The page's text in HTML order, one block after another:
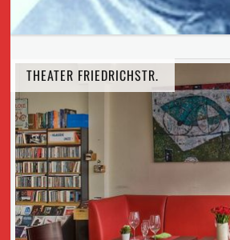
THEATER FRIEDRICHSTR.